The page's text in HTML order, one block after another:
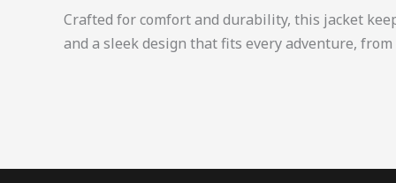
Crafted for comfort and durability, this jacket
and a sleek design that fits every adventure,